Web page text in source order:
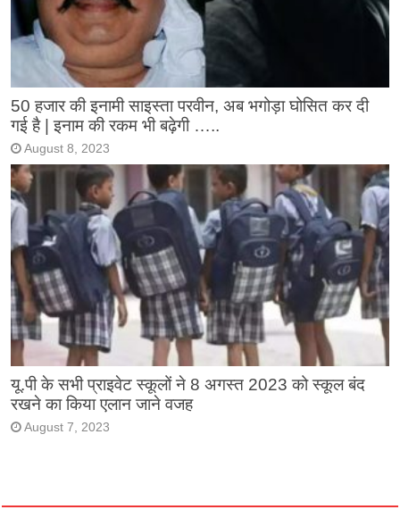
50 हजार की इनामी साइस्ता परवीन, अब भगोड़ा घोसित कर दी
गई है | इनाम की रकम भी बढ़ेगी …..
August 8, 2023
यू.पी के सभी प्राइवेट स्कूलों ने 8 अगस्त 2023 को स्कूल बंद
रखने का किया एलान जाने वजह
August 7, 2023